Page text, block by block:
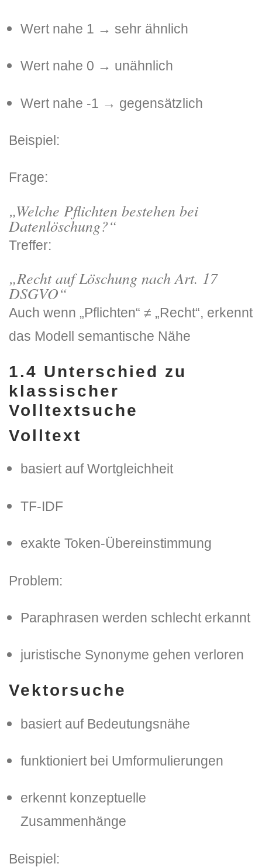
Wert nahe 1 → sehr ähnlich
Wert nahe 0 → unähnlich
Wert nahe -1 → gegensätzlich
Beispiel:
Frage:
„Welche Pflichten bestehen bei
Datenlöschung?“
Treffer:
„Recht auf Löschung nach Art. 17
DSGVO“
Auch wenn „Pflichten“ ≠ „Recht“, erkennt
das Modell semantische Nähe
1.4 Unterschied zu
klassischer
Volltextsuche
Volltext
basiert auf Wortgleichheit
TF-IDF
exakte Token-Übereinstimmung
Problem:
Paraphrasen werden schlecht erkannt
juristische Synonyme gehen verloren
Vektorsuche
basiert auf Bedeutungsnähe
funktioniert bei Umformulierungen
erkennt konzeptuelle
Zusammenhänge
Beispiel: